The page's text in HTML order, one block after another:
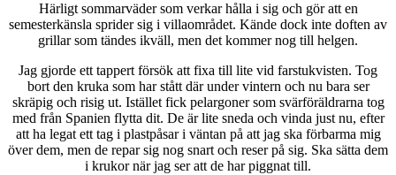
Härligt sommarväder som verkar hålla i sig och gör att en
semesterkänsla sprider sig i villaområdet. Kände dock inte doften av
grillar som tändes ikväll, men det kommer nog till helgen.
Jag gjorde ett tappert försök att fixa till lite vid farstukvisten. Tog
bort den kruka som har stått där under vintern och nu bara ser
skräpig och risig ut. Istället fick pelargoner som svärföräldrarna tog
med från Spanien flytta dit. De är lite sneda och vinda just nu, efter
att ha legat ett tag i plastpåsar i väntan på att jag ska förbarma mig
över dem, men de repar sig nog snart och reser på sig. Ska sätta dem
i krukor när jag ser att de har piggnat till.